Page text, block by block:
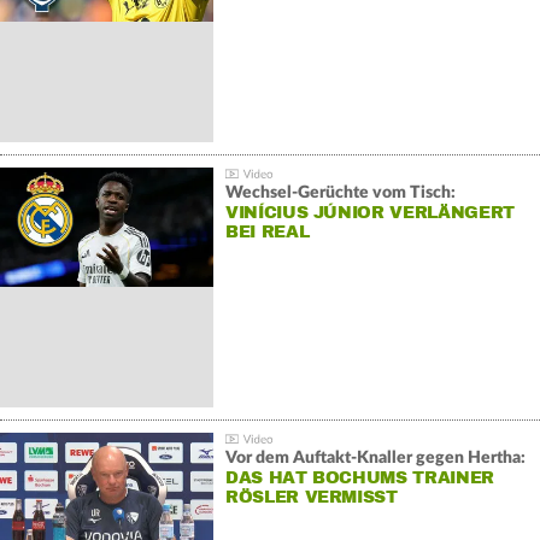
Wechsel-Gerüchte vom Tisch:
VINÍCIUS JÚNIOR VERLÄNGERT
BEI REAL
Vor dem Auftakt-Knaller gegen Hertha:
DAS HAT BOCHUMS TRAINER
RÖSLER VERMISST